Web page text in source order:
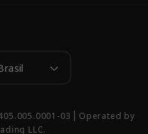
Brasil
03 ⎢Operated by
LLC.